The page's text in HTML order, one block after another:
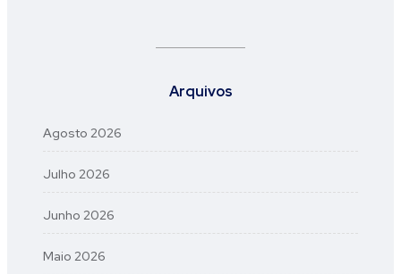
Arquivos
Agosto 2026
Julho 2026
Junho 2026
Maio 2026